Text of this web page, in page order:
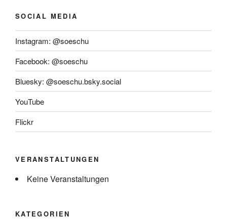
SOCIAL MEDIA
Instagram: @soeschu
Facebook: @soeschu
Bluesky: @soeschu.bsky.social
YouTube
Flickr
VERANSTALTUNGEN
Keine Veranstaltungen
KATEGORIEN